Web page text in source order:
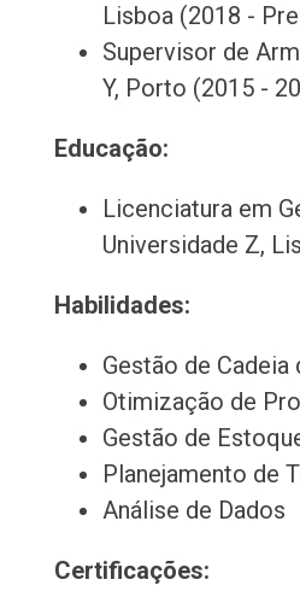
Lisboa (2018 -
Supervisor de
Y, Porto (2015 -
Educação:
Licenciatura em
Universidade Z,
Habilidades:
Gestão de
Otimização de
Gestão de
Planejamento de
Análise de Dados
Certificações: